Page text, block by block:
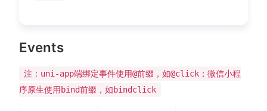
Events
注：uni-app端绑定事件使用@前缀，如@click；微信小程
序原生使用bind前缀，如bindclick